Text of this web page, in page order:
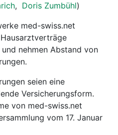
, Doris Zumbühl)
med-swiss.net
nehmen Abstand von
seien eine
Versicherungsform.
von med-swiss.net
vom 17. Januar